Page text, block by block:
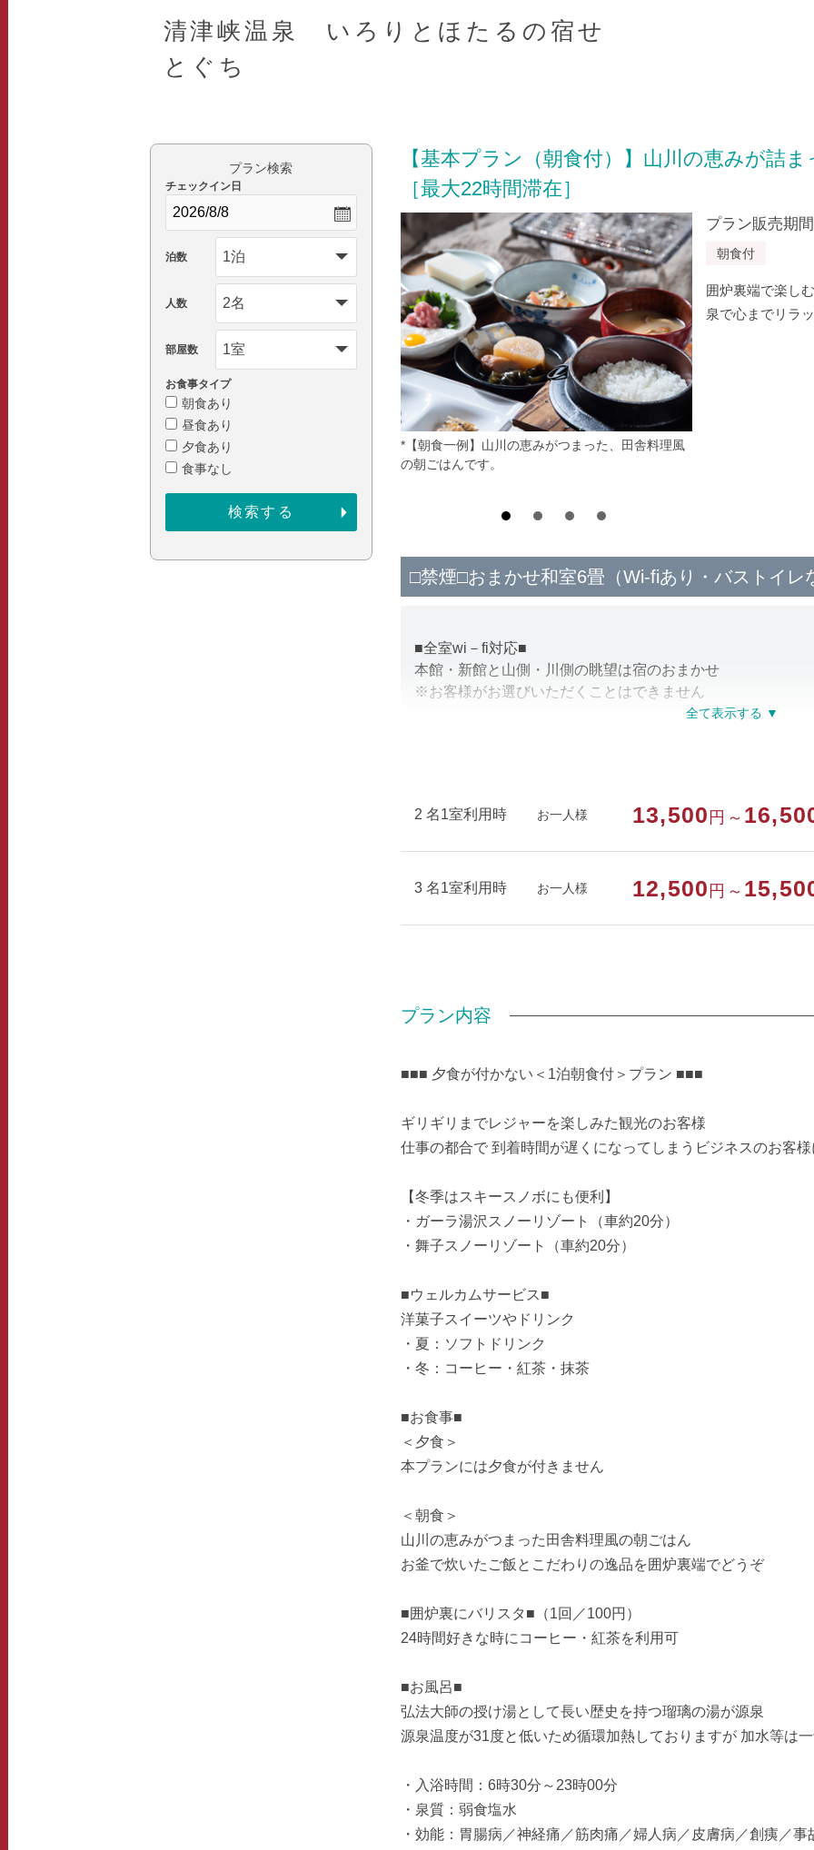
清津峡温泉 いろりとほたるの宿せ
とぐち
【基本プラン（朝食付）】山川の恵みが詰
［最大22時間滞在］
*【朝食一例】山川の恵みがつまった、田舎料理風
の朝ごはんです。
プラン販売期
朝食付
囲炉裏端で楽し
泉で心までリラ
□禁煙□おまかせ和室6畳（Wi-fiあり・バストイレ
■全室wi－fi対応■
本館・新館と山側・川側の眺望は宿のおまかせ
※お客様がお選びいただくことはできません
ウォッシュトイレもあります
部屋種別 和室
2 名1室利用時 お一人様 13,500 円～
3 名1室利用時 お一人様 12,500 円～
プラン内容
■■■ 夕食が付かない＜1泊朝食付＞プラン ■■■
ギリギリまでレジャーを楽しみた観光のお客様
仕事の都合で 到着時間が遅くになってしまうビジネスのお客
【冬季はスキースノボにも便利】
・ガーラ湯沢スノーリゾート（車約20分）
・舞子スノーリゾート（車約20分）
■ウェルカムサービス■
洋菓子スイーツやドリンク
・夏：ソフトドリンク
・冬：コーヒー・紅茶・抹茶
■お食事■
＜夕食＞
本プランには夕食が付きません
＜朝食＞
山川の恵みがつまった田舎料理風の朝ごはん
お釜で炊いたご飯とこだわりの逸品を囲炉裏端でどうぞ
■囲炉裏にバリスタ■（1回／100円）
24時間好きな時にコーヒー・紅茶を利用可
■お風呂■
弘法大師の授け湯として長い歴史を持つ瑠璃の湯が源泉
源泉温度が31度と低いため循環加熱しておりますが 加水等は
・入浴時間：6時30分～23時00分
・泉質：弱食塩水
・効能：胃腸病／神経痛／筋肉痛／婦人病／皮膚病／創痍／事
プラン検索
チェックイン日
泊数
人数
部屋数
お食事タイプ
朝食あり
昼食あり
夕食あり
食事なし